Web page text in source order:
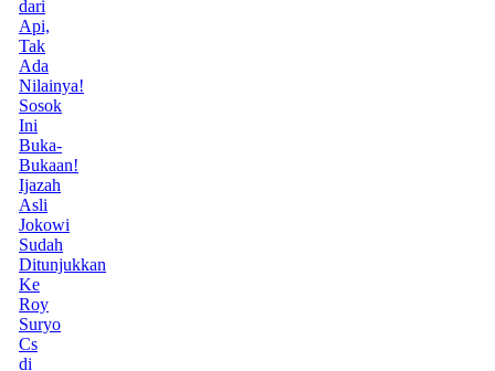
dari
Api,
Tak
Ada
Nilainya!
Sosok
Ini
Buka-
Bukaan!
Ijazah
Asli
Jokowi
Sudah
Ditunjukkan
Ke
Roy
Suryo
Cs
di